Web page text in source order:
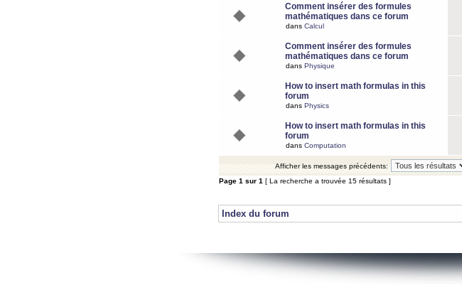
Comment insérer des formules
mathématiques dans ce forum
dans Calcul
Comment insérer des formules
mathématiques dans ce forum
dans Physique
How to insert math formulas in this
forum
dans Physics
How to insert math formulas in this
forum
dans Computation
Afficher les messages précédents:
Page 1 sur 1 [ La recherche a trouvée 15 résultats ]
Index du forum